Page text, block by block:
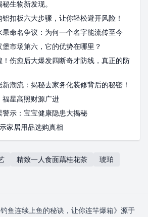
生物新发现。
铝扣板六大步骤，让你轻松避开风险！
命名争议：为何一个名字能流传至今
市场第六，它的优势在哪里？
伤愈后大爆发四断奇才防线，真正的防
潮流：揭秘去家务化装修背后的秘密！
星高照财源广进
示：宝宝健康隐患大揭秘
家居用品选购真相
精致一人食面藕桂花茶
琥珀
鱼连续上鱼的秘诀，让你连竿爆箱》源于